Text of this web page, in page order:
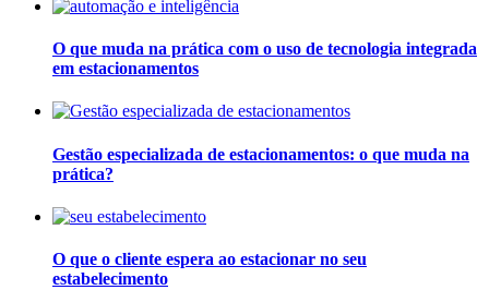
O que muda na prática com o uso de tecnologia integrada
em estacionamentos
Gestão especializada de estacionamentos: o que muda na
prática?
O que o cliente espera ao estacionar no seu
estabelecimento